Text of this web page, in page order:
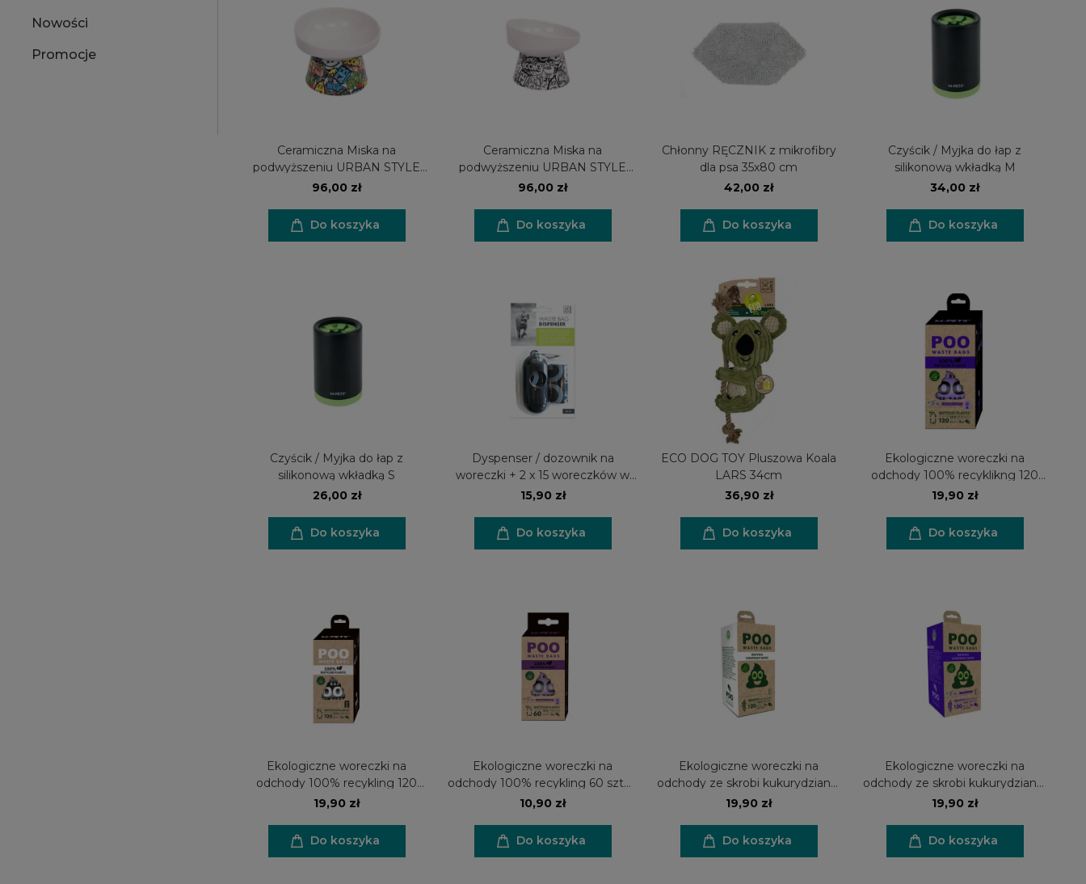
Nowości
Promocje
Ceramiczna Miska na
podwyższeniu URBAN STYLE
TILT'D 350 ml
96,00 zł
Do koszyka
Ceramiczna Miska na
podwyższeniu URBAN STYLE
TILT'D 350 ml
96,00 zł
Do koszyka
Chłonny RĘCZNIK z mikrofibry
dla psa 35x80 cm
42,00 zł
Do koszyka
Czyścik / Myjka do łap z
silikonową wkładką M
34,00 zł
Do koszyka
Czyścik / Myjka do łap z
silikonową wkładką S
26,00 zł
Do koszyka
Dyspenser / dozownik na
woreczki + 2 x 15 woreczków w
zestawie
15,90 zł
Do koszyka
ECO DOG TOY Pluszowa Koala
LARS 34cm
36,90 zł
Do koszyka
Ekologiczne woreczki na
odchody 100% recyklikng 120
sztuk (8 rolek) - lawenda
19,90 zł
Do koszyka
Ekologiczne woreczki na
odchody 100% recykling 120
sztuk (8 rolek) -
19,90 zł
Do koszyka
Ekologiczne woreczki na
odchody 100% recykling 60 sztuk
(4 rolki) - lawenda
10,90 zł
Do koszyka
Ekologiczne woreczki na
odchody ze skrobi kukurydzianej
120 sztuk (8 rolek) -
19,90 zł
Do koszyka
Ekologiczne woreczki na
odchody ze skrobi kukurydzianej
120 sztuk (8 rolek) - lawendowe
19,90 zł
Do koszyka